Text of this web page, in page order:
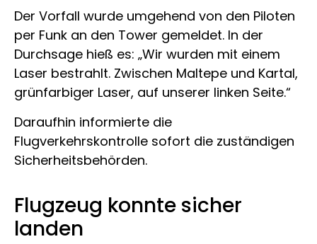
Der Vorfall wurde umgehend von den Piloten
per Funk an den Tower gemeldet. In der
Durchsage hieß es: „Wir wurden mit einem
Laser bestrahlt. Zwischen Maltepe und Kartal,
grünfarbiger Laser, auf unserer linken Seite.“
Daraufhin informierte die
Flugverkehrskontrolle sofort die zuständigen
Sicherheitsbehörden.
Flugzeug konnte sicher
landen